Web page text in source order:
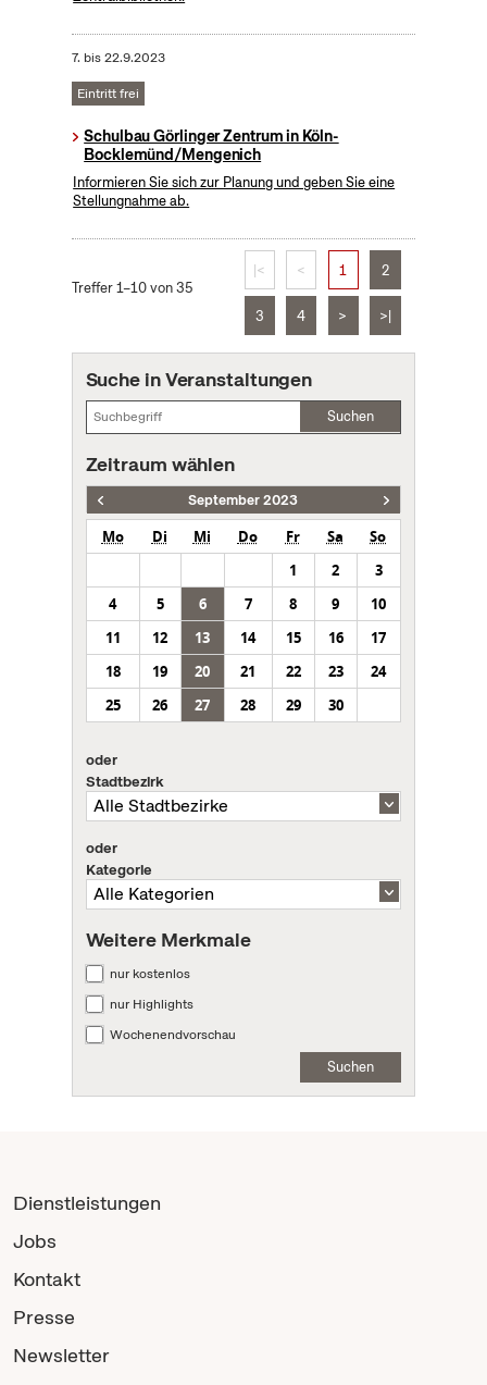
7. bis22.9.2023
Eintritt frei
Schulbau Görlinger Zentrum in Köln-
Bocklemünd/Mengenich
Informieren Sie sich zur Planung und geben Sie eine
Stellungnahme ab.
Treffer 1–10 von 35
|< < 1 2
3 4 > >|
Suche in Veranstaltungen
Suchen
Zeitraum wählen
September 2023
Mo Di Mi Do Fr Sa
So
1
2
3
4
5 6 7 8 9
10
11
12 13 14 15 16
17
18
19 20 21 22 23
24
25
26 27 28 29 30
oder
Stadtbezirk
oder
Kategorie
Weitere Merkmale
nur kostenlos
nur Highlights
Wochenendvorschau
Suchen
Dienstleistungen
Jobs
Kontakt
Presse
Newsletter